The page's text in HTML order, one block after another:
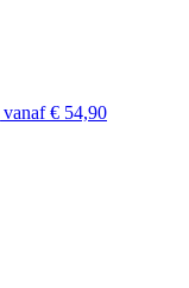
vanaf € 54,90